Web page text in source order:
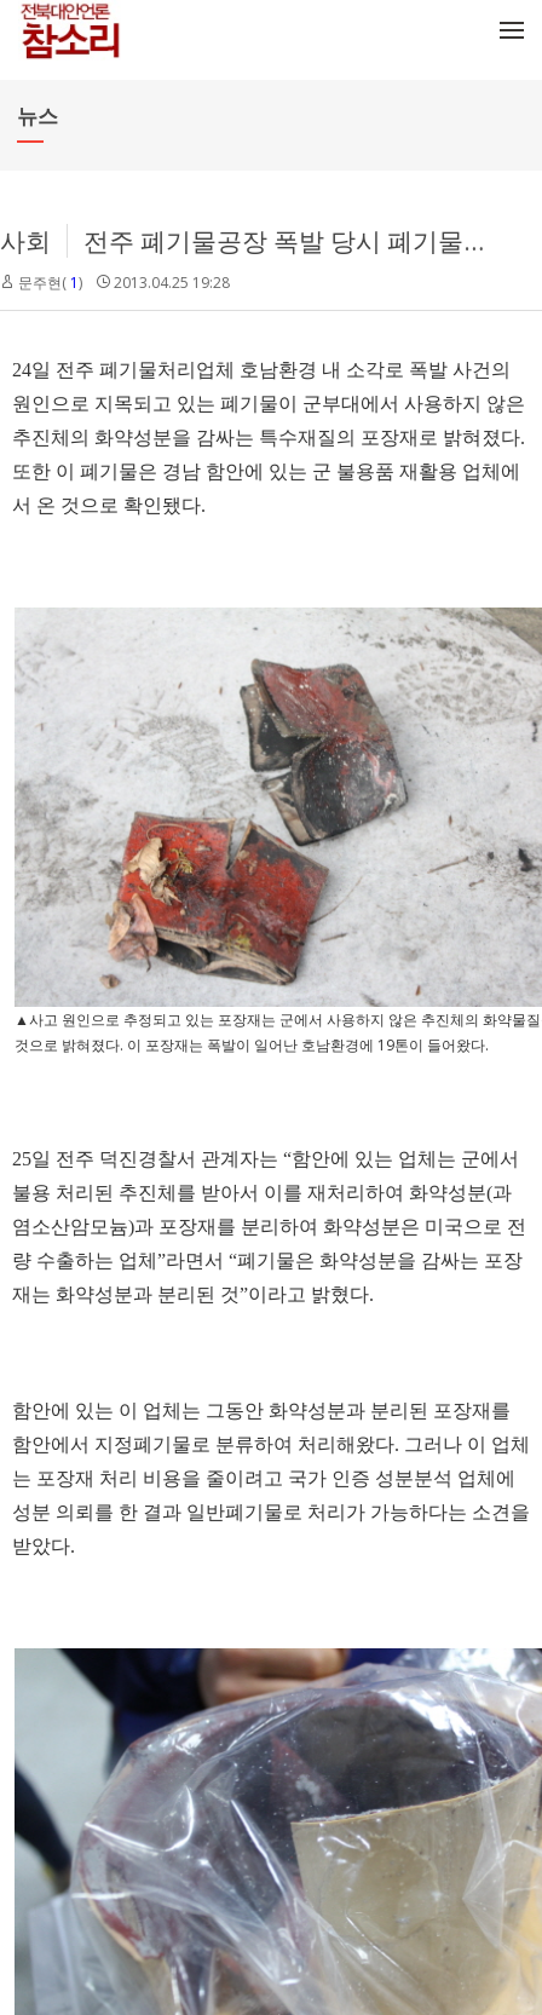
뉴스
사회 전주 폐기물공장 폭발 당시 폐기물 출처 드러났다
문주현( 1) 2013.04.25 19:28
24일 전주 폐기물처리업체 호남환경 내 소각로 폭발 사건의
원인으로 지목되고 있는 폐기물이 군부대에서 사용하지 않은
추진체의 화약성분을 감싸는 특수재질의 포장재로 밝혀졌다.
또한 이 폐기물은 경남 함안에 있는 군 불용품 재활용 업체에
서 온 것으로 확인됐다.
▲사고 원인으로 추정되고 있는 포장재는 군에서 사용하지 않은 추진체의 화약물
것으로 밝혀졌다. 이 포장재는 폭발이 일어난 호남환경에 19톤이 들어왔다.
25일 전주 덕진경찰서 관계자는 “함안에 있는 업체는 군에서
불용 처리된 추진체를 받아서 이를 재처리하여 화약성분(과
염소산암모늄)과 포장재를 분리하여 화약성분은 미국으로 전
량 수출하는 업체”라면서 “폐기물은 화약성분을 감싸는 포장
재는 화약성분과 분리된 것”이라고 밝혔다.
함안에 있는 이 업체는 그동안 화약성분과 분리된 포장재를
함안에서 지정폐기물로 분류하여 처리해왔다. 그러나 이 업체
는 포장재 처리 비용을 줄이려고 국가 인증 성분분석 업체에
성분 의뢰를 한 결과 일반폐기물로 처리가 가능하다는 소견을
받았다.